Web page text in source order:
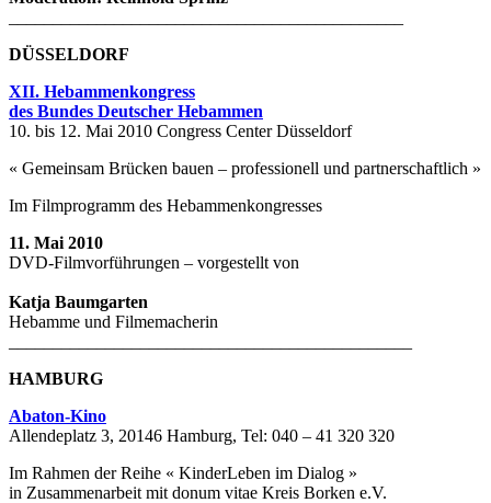
DÜSSELDORF
XII. Hebammenkongress
des Bundes Deutscher Hebammen
10. bis 12. Mai 2010 Congress Center Düsseldorf
« Gemeinsam Brücken bauen – professionell und partnerschaftlich »
Im Filmprogramm des Hebammenkongresses
11. Mai 2010
DVD-Filmvorführungen – vorgestellt von
Katja Baumgarten
Hebamme und Filmemacherin
HAMBURG
Abaton-Kino
Allendeplatz 3, 20146 Hamburg, Tel: 040 – 41 320 320
Im Rahmen der Reihe « KinderLeben im Dialog »
in Zusammenarbeit mit donum vitae Kreis Borken e.V.